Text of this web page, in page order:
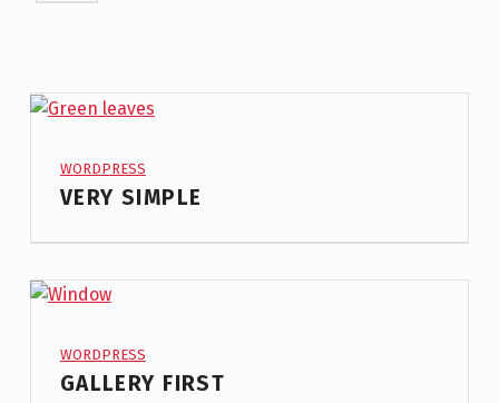
WORDPRESS
VERY SIMPLE
WORDPRESS
GALLERY FIRST